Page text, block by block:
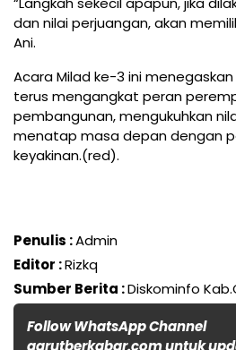
dan nilai perjuangan, akan
Ani.
Acara Milad ke-3 ini
terus mengangkat peran
pembangunan, mengukuhkan
menatap masa depan dengan
keyakinan.(red).
Penulis :Admin
Editor :Rizkq
Sumber Berita :Diskominfo
Follow WhatsApp Channel